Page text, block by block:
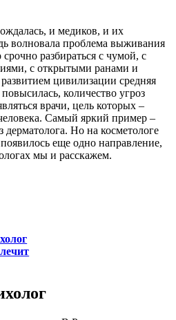
и медиков, и их
волновала проблема выживания
разбираться с чумой, с
с открытыми ранами и
цивилизации средняя
количество угроз
врачи, цель которых –
Самый яркий пример –
Но на косметологе
еще одно направление,
мы и расскажем.